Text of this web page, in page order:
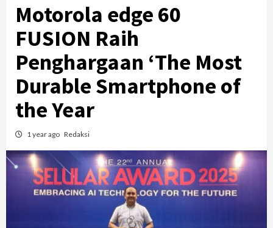
Motorola edge 60
FUSION Raih
Penghargaan ‘The Most
Durable Smartphone of
the Year
1 year ago Redaksi